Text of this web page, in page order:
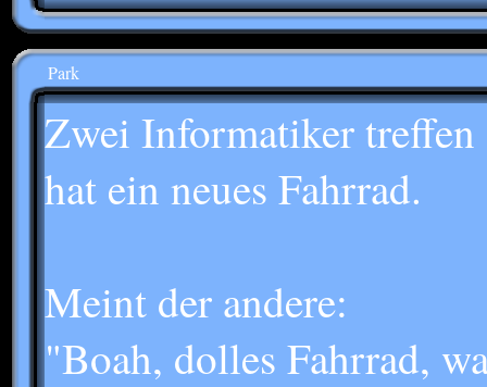
Park
Zwei Informatiker treffen
hat ein neues Fahrrad.
Meint der andere:
"Boah, dolles Fahrrad,